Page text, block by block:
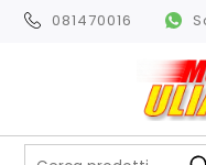
081470016